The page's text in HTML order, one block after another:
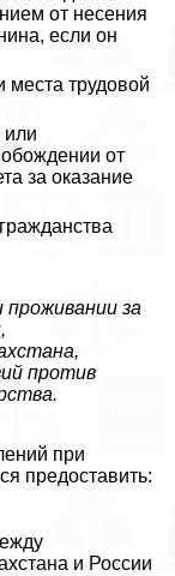
от несения
если он
места трудовой
или
от
за оказание
за
против
при
предоставить:
и России